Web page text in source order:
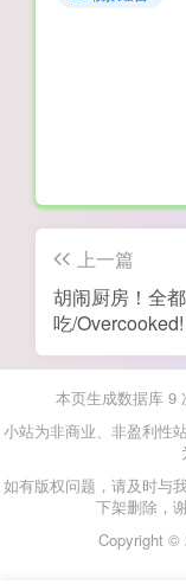
上一篇
胡闹厨房！全
吃/
You Can Eat
本页生成数据库 9
小站为非商业、非盈利性
如有版权问题，请及时与
下架删除，
Copyright ©